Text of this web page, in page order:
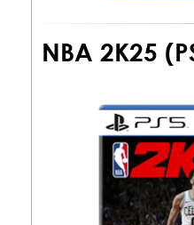
NBA 2K25